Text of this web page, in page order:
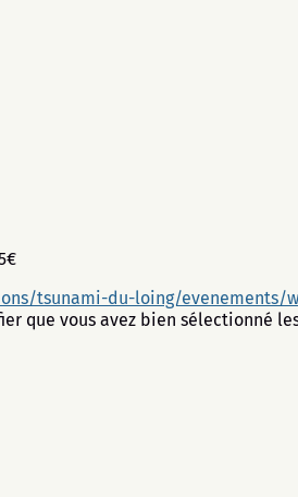
tsunami-du-loing/evenements/
que vous avez bien sélectionné